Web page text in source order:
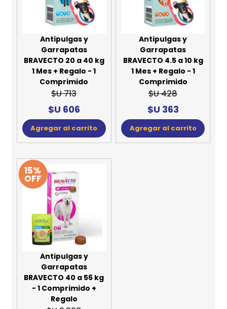
Antipulgas y
Garrapatas
BRAVECTO 20 a 40 kg
1 Mes + Regalo - 1
Comprimido
$U 713
$U 606
Agregar al carrito
Antipulgas y
Garrapatas
BRAVECTO 4.5 a 10 kg
1 Mes + Regalo - 1
Comprimido
$U 428
$U 363
Agregar al carrito
15%
OFF
Antipulgas y
Garrapatas
BRAVECTO 40 a 56 kg
- 1 Comprimido +
Regalo